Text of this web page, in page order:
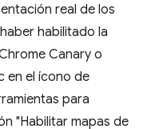
real de los
habilitado la
Canary o
en el ícono de
para
"Habilitar mapas de